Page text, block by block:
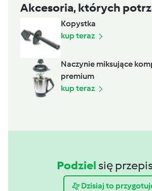
Akcesoria, których
Kopystka
kup teraz
Naczynie miksujące
premium
kup teraz
Podziel się
Dzisiaj to